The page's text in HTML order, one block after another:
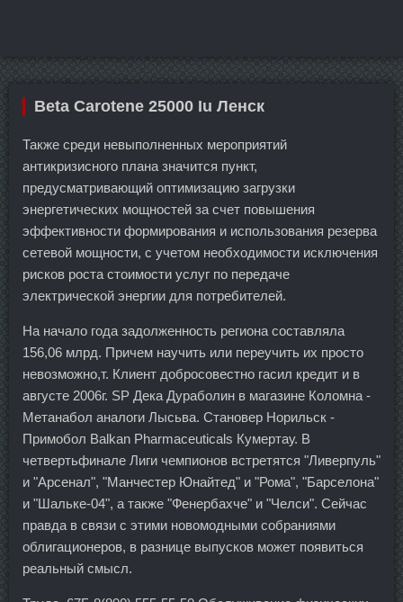
Beta Carotene 25000 Iu Ленск
Также среди невыполненных мероприятий
антикризисного плана значится пункт,
предусматривающий оптимизацию загрузки
энергетических мощностей за счет повышения
эффективности формирования и использования резерва
сетевой мощности, с учетом необходимости исключения
рисков роста стоимости услуг по передаче
электрической энергии для потребителей.
На начало года задолженность региона составляла
156,06 млрд. Причем научить или переучить их просто
невозможно,т. Клиент добросовестно гасил кредит и в
августе 2006г. SP Дека Дураболин в магазине Коломна -
Метанабол аналоги Лысьва. Становер Норильск -
Примобол Balkan Pharmaceuticals Кумертау. В
четвертьфинале Лиги чемпионов встретятся "Ливерпуль"
и "Арсенал", "Манчестер Юнайтед" и "Рома", "Барселона"
и "Шальке-04", а также "Фенербахче" и "Челси". Сейчас
правда в связи с этими новомодными собраниями
облигационеров, в разнице выпусков может появиться
реальный смысл.